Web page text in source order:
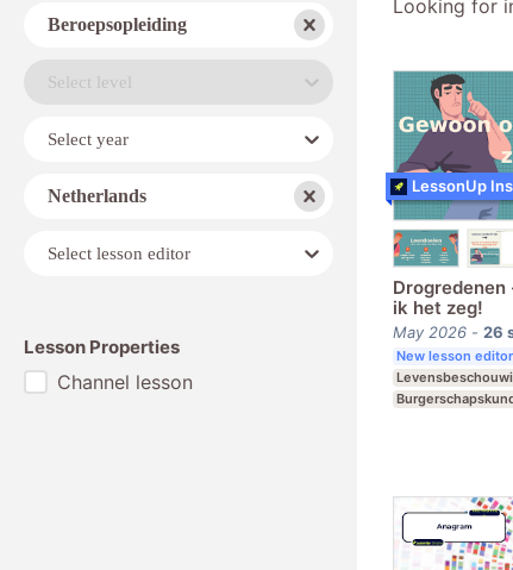
School
type
Beroepsopleiding
Select level
YearSelect year
Country
Netherlands
Lesson
editor
Select lesson editor
Lesson Properties
Channel lesson
Looking for
Drogredenen
ik het zeg!
May 2026 - 26
New lesson editor
LessonUp